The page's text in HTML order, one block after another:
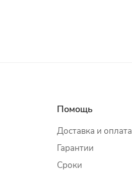
Помощь
Доставка и оплата
Гарантии
Сроки